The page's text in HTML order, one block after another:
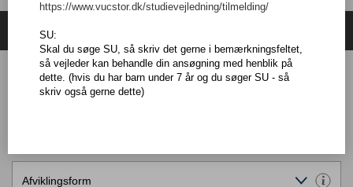
Søg hold
Holdundervisning
Afviklingsform
https://www.vucstor.dk/studievejledning/tilmelding/
SU:
Skal du søge SU, så skriv det gerne i bemærkningsfeltet,
så vejleder kan behandle din ansøgning med henblik på
dette. (hvis du har barn under 7 år og du søger SU - så
skriv også gerne dette)